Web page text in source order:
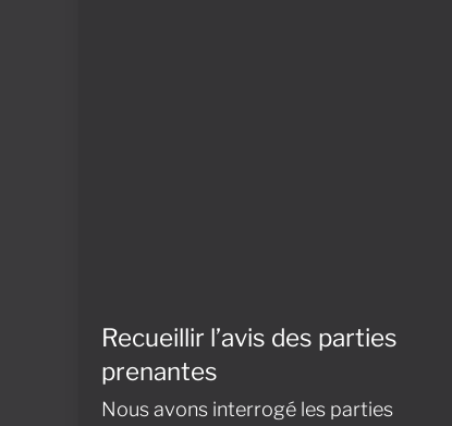
Recueillir l’avis des parties
prenantes
Nous avons interrogé les parties